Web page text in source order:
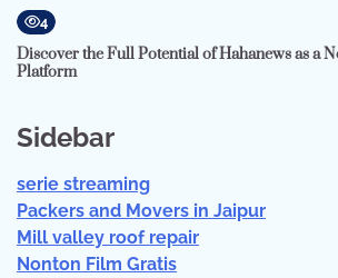
4
Discover the Full Potential of Hahanews as a
Platform
Sidebar
serie streaming
Packers and Movers in Jaipur
Mill valley roof repair
Nonton Film Gratis